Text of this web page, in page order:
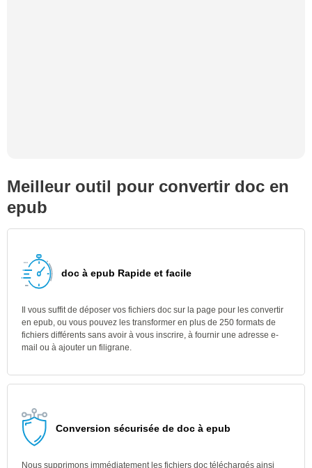
Meilleur outil pour convertir doc en
epub
doc à epub Rapide et facile
Il vous suffit de déposer vos fichiers doc sur la page pour les convertir
en epub, ou vous pouvez les transformer en plus de 250 formats de
fichiers différents sans avoir à vous inscrire, à fournir une adresse e-
mail ou à ajouter un filigrane.
Conversion sécurisée de doc à epub
Nous supprimons immédiatement les fichiers doc téléchargés ainsi